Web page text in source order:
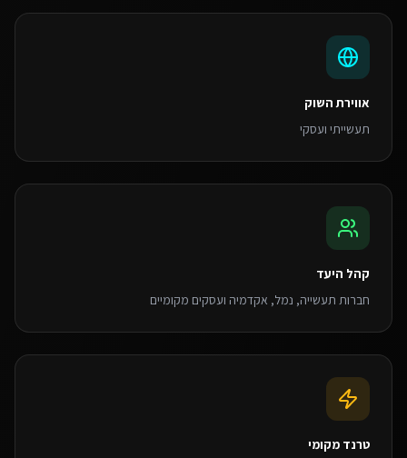
אווירת השוק
תעשייתי ועסקי
קהל היעד
חברות תעשייה, נמל, אקדמיה ועסקים מקומיים
טרנד מקומי